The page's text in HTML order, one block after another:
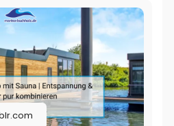
natur-